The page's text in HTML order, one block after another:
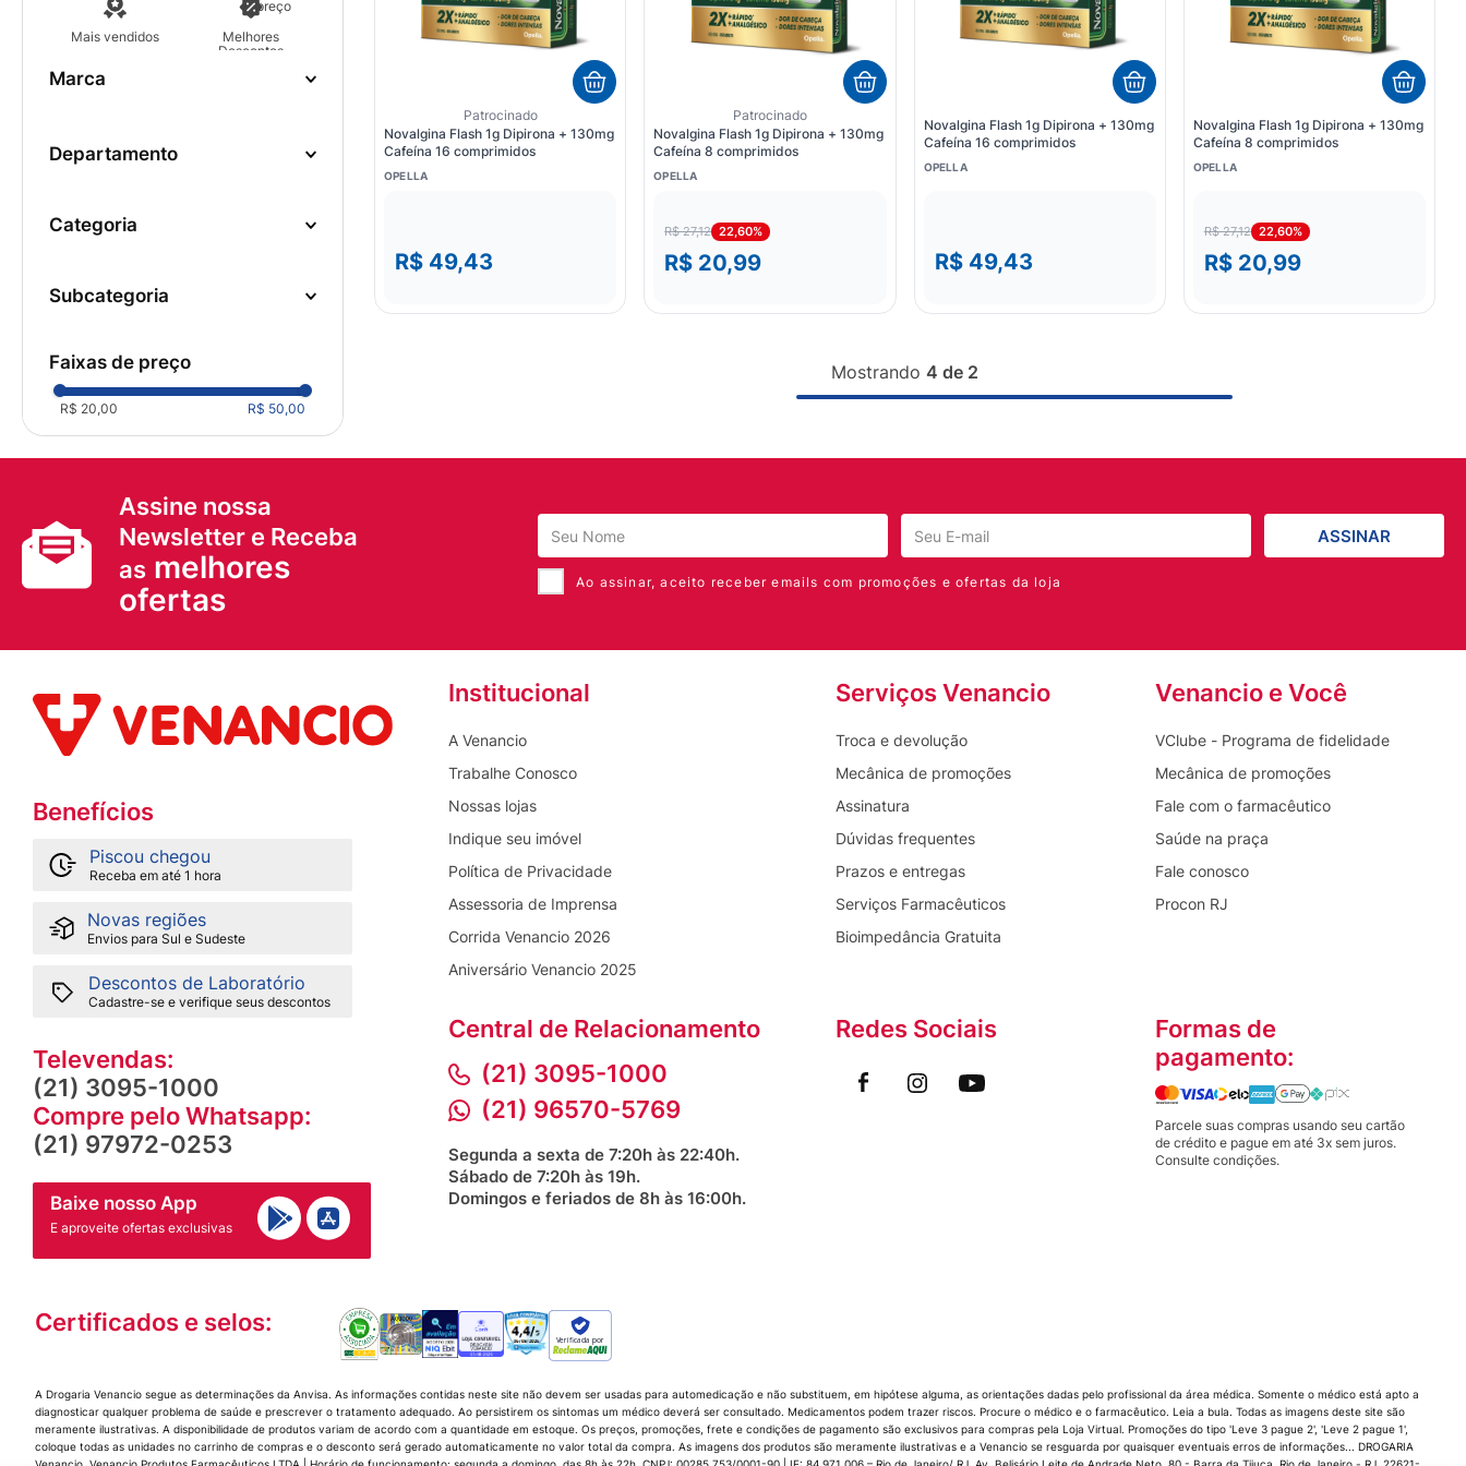
preço
Mais vendidos
Melhores
Descontos
departamento
categoria
subcategoria
marca
faixas de preço
R$ 20,00 R$ 50,00
Patrocinado
Novalgina Flash 1g Dipirona + 130mg
Cafeína 16 comprimidos
OPELLA
R$ 49,43
Patrocinado
Novalgina Flash 1g Dipirona + 130mg
Cafeína 8 comprimidos
OPELLA
R$ 27,12 22,60%
R$ 20,99
Novalgina Flash 1g Dipirona + 130mg
Cafeína 16 comprimidos
OPELLA
R$ 49,43
Novalgina Flash 1g Dipirona + 130mg
Cafeína 8 comprimidos
OPELLA
R$ 27,12 22,60%
R$ 20,99
Mostrando 4 de 2
Assine nossa
Newsletter e Receba
as melhores
ofertas
ASSINAR
Ao assinar, aceito receber emails com promoções e ofertas da loja
Benefícios
Piscou chegou
Receba em até 1 hora
Novas regiões
Envios para Sul e Sudeste
Descontos de Laboratório
Cadastre-se e verifique seus descontos
Televendas:
(21) 3095-1000
Compre pelo Whatsapp:
(21) 97972-0253
Baixe nosso App
E aproveite ofertas exclusivas
Institucional
A Venancio
Trabalhe Conosco
Nossas lojas
Indique seu imóvel
Política de Privacidade
Assessoria de Imprensa
Corrida Venancio 2026
Aniversário Venancio 2025
Serviços Venancio
Troca e devolução
Mecânica de promoções
Assinatura
Dúvidas frequentes
Prazos e entregas
Serviços Farmacêuticos
Bioimpedância Gratuita
Venancio e Você
VClube - Programa de fidelidade
Mecânica de promoções
Fale com o farmacêutico
Saúde na praça
Fale conosco
Procon RJ
Central de Relacionamento
(21) 3095-1000
(21) 96570-5769
Segunda a sexta de 7:20h às 22:40h.
Sábado de 7:20h às 19h.
Domingos e feriados de 8h às 16:00h.
Redes Sociais
Formas de
pagamento:
Parcele suas compras usando seu cartão
de crédito e pague em até 3x sem juros.
Consulte condições.
Certificados e selos:
Verificada por
A Drogaria Venancio segue as determinações da Anvisa. As informações contidas neste site não devem ser usadas para automedicação e não substituem, em hipótese alguma, as orientações dadas pelo profissional da área médica. Somente o médico está apto a
diagnosticar qualquer problema de saúde e prescrever o tratamento adequado. Ao persistirem os sintomas um médico deverá ser consultado. Medicamentos podem trazer riscos. Procure o médico e o farmacêutico. Leia a bula. Todas as imagens deste site são
meramente ilustrativas. A disponibilidade de produtos variam de acordo com a quantidade em estoque. Os preços, promoções, frete e condições de pagamento são exclusivos para compras pela Loja Virtual. Promoções do tipo 'Leve 3 pague 2', 'Leve 2 pague 1',
coloque todas as unidades no carrinho de compras e o desconto será gerado automaticamente no valor total da compra. As imagens dos produtos são meramente ilustrativas e a Venancio se resguarda por quaisquer eventuais erros de informações... DROGARIA
Venancio. Venancio Produtos Farmacêuticos LTDA | Horário de funcionamento: segunda a domingo, das 8h às 22h. CNPJ: 00285.753/0001-90 | IE: 84.971.006 – Rio de Janeiro/ RJ. Av. Belisário Leite de Andrade Neto, 80 - Barra da Tijuca, Rio de Janeiro - RJ, 22621-
fralda